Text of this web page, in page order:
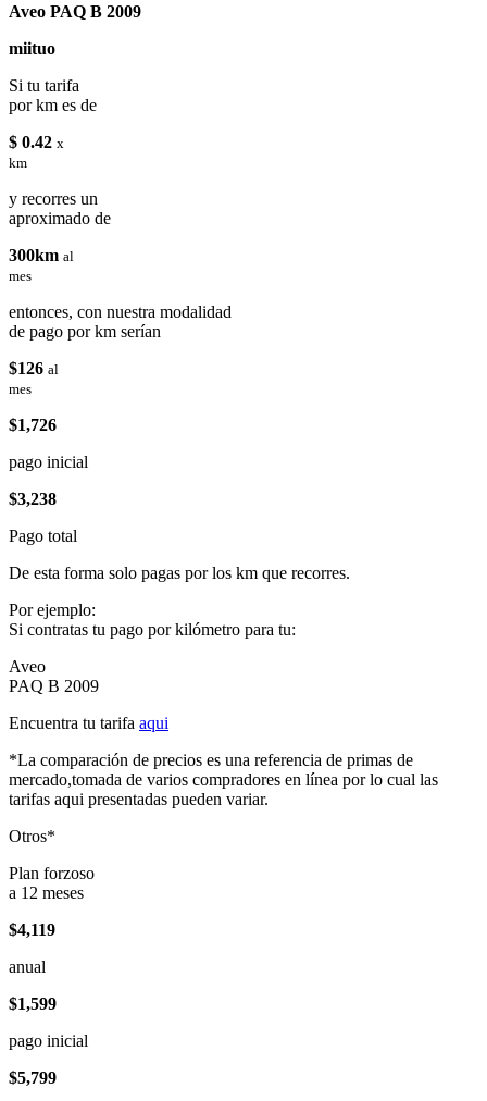
Aveo PAQ B 2009
miituo
Si tu tarifa
por km es de
$ 0.42 x
km
y recorres un
aproximado de
300km al
mes
entonces, con nuestra modalidad
de pago por km serían
$126 al
mes
$1,726
pago inicial
$3,238
Pago total
De esta forma solo pagas por los km que recorres.
Por ejemplo:
Si contratas tu pago por kilómetro para tu:
Aveo
PAQ B 2009
Encuentra tu tarifa aqui
*La comparación de precios es una referencia de primas de
mercado,tomada de varios compradores en línea por lo cual las
tarifas aqui presentadas pueden variar.
Otros*
Plan forzoso
a 12 meses
$4,119
anual
$1,599
pago inicial
$5,799